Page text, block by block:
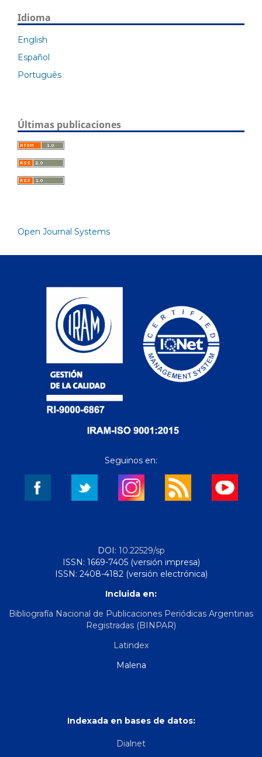
Idioma
English
Español
Português
Últimas publicaciones
Open Journal Systems
Seguinos en:
DOI: 10.22529/sp
ISSN: 1669-7405 (versión impresa)
ISSN: 2408-4182 (versión electrónica)
Incluida en:
Bibliografía Nacional de Publicaciones Periódicas Argentinas
Registradas (BINPAR)
Latindex
Malena
Indexada en bases de datos:
Dialnet